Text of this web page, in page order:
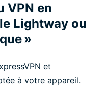
VPN en
Lightway ou
»
et
à votre appareil.